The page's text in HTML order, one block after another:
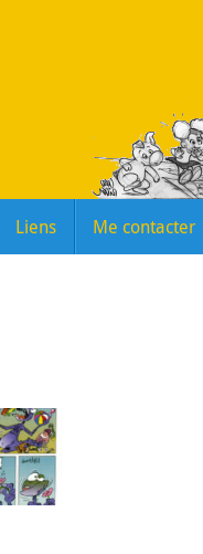
Liens Me contacter